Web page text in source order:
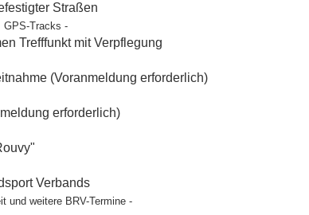
Straßen
GPS-Tracks -
Trefffunkt mit Verpflegung
(Voranmeldung erforderlich)
erforderlich)
Verbands
und weitere BRV-Termine -